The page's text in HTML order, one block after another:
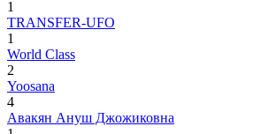
1
TRANSFER-UFO
1
World Class
2
Yoosana
4
Авакян Ануш Джожиковна